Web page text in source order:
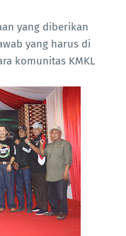
yang diberikan
yang harus di
komunitas KMKL